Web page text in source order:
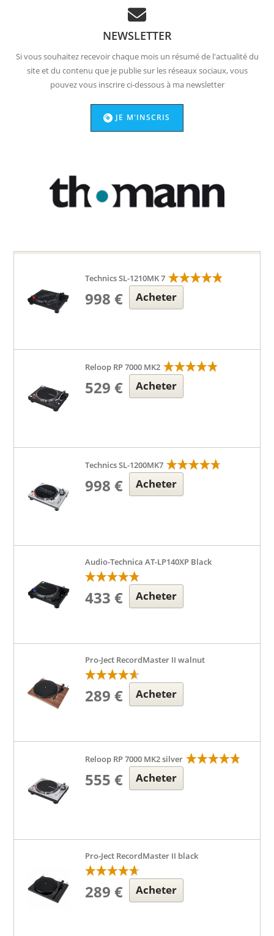
NEWSLETTER
Si vous souhaitez recevoir chaque mois un résumé de l'actualité du
site et du contenu que je publie sur les réseaux sociaux, vous
pouvez vous inscrire ci-dessous à ma newsletter
JE M'INSCRIS
Technics SL-1210MK 7
998 € Acheter
Reloop RP 7000 MK2
529 € Acheter
Technics SL-1200MK7
998 € Acheter
Audio-Technica AT-LP140XP Black
433 € Acheter
Pro-Ject RecordMaster II walnut
289 € Acheter
Reloop RP 7000 MK2 silver
555 € Acheter
Pro-Ject RecordMaster II black
289 € Acheter